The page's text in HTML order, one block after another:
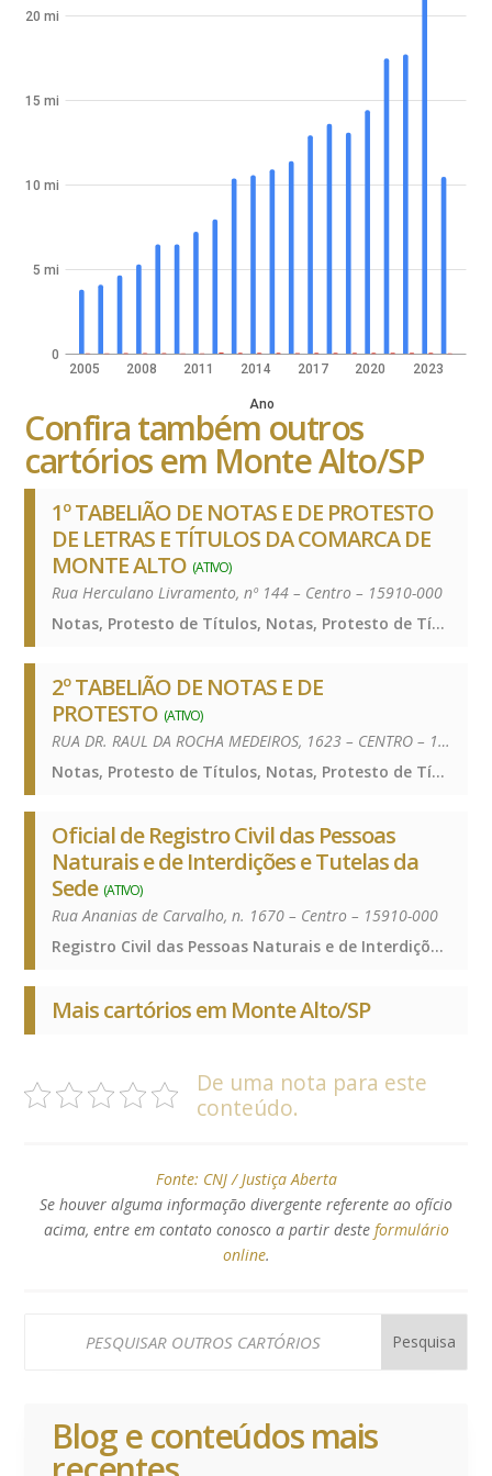
2005 2008 2011 2014 2017 2020 2023
Ano
0
5 mi
10 mi
15 mi
20 mi
Confira também outros
cartórios em Monte Alto/SP
1º TABELIÃO DE NOTAS E DE PROTESTO
DE LETRAS E TÍTULOS DA COMARCA DE
MONTE ALTO (ATIVO)
Rua Herculano Livramento, nº 144 – Centro – 15910-000
Notas, Protesto de Títulos, Notas, Protesto de Títulos, Notas, Protesto de Títulos
2º TABELIÃO DE NOTAS E DE
PROTESTO (ATIVO)
RUA DR. RAUL DA ROCHA MEDEIROS, 1623 – CENTRO – 15910-000
Notas, Protesto de Títulos, Notas, Protesto de Títulos, Notas, Protesto de Títulos
Oficial de Registro Civil das Pessoas
Naturais e de Interdições e Tutelas da
Sede (ATIVO)
Rua Ananias de Carvalho, n. 1670 – Centro – 15910-000
Registro Civil das Pessoas Naturais e de Interdições e Tutelas, Registro Civil das Pessoas Naturais e de Interdições e Tutelas, Registro Civil das Pessoas Naturais e de Interdições e Tutelas
Mais cartórios em Monte Alto/SP
De uma nota para este
conteúdo.
Fonte: CNJ / Justiça Aberta
Se houver alguma informação divergente referente ao ofício
acima, entre em contato conosco a partir deste formulário
online.
Blog e conteúdos mais